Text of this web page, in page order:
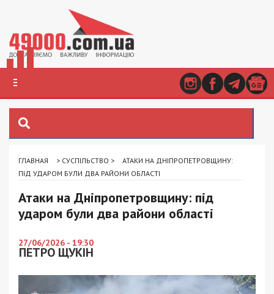
ГЛАВНАЯ > СУСПІЛЬСТВО >
АТАКИ НА ДНІПРОПЕТРОВЩИНУ:
ПІД УДАРОМ БУЛИ ДВА РАЙОНИ ОБЛАСТІ
Атаки на Дніпропетровщину: під
ударом були два райони області
27/06/2026 - 19:30
ПЕТРО ЩУКІН